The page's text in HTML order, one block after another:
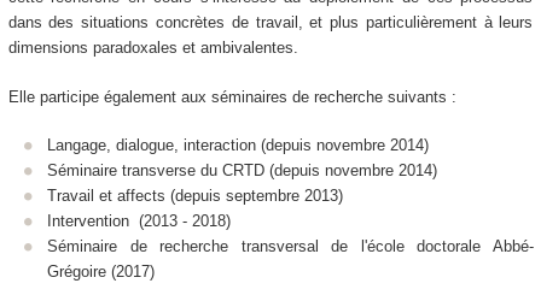
dans des situations concrètes de travail, et plus particulièrement à leurs
dimensions paradoxales et ambivalentes.
Elle participe également aux séminaires de recherche suivants :
Langage, dialogue, interaction (depuis novembre 2014)
Séminaire transverse du CRTD (depuis novembre 2014)
Travail et affects (depuis septembre 2013)
Intervention (2013 - 2018)
Séminaire de recherche transversal de l'école doctorale Abbé-
Grégoire (2017)